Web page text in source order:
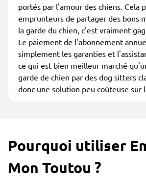
portés par l'amour des chiens. Cela
emprunteurs de partager des bons
la garde du chien, c'est vraiment
Le paiement de l'abonnement
simplement les garanties et
ce qui est bien meilleur marché
garde de chien par des dog sitters
donc une solution peu coûteuse sur
Pourquoi utiliser
Mon Toutou ?